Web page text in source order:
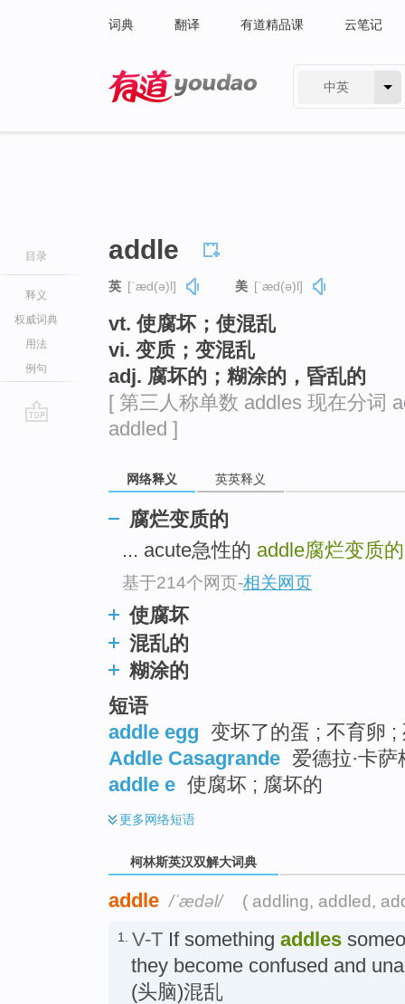
词典 翻译 有道精品课 云笔记
中英
目录
释义
权威词典
用法
例句
addle
英 [ˈæd(ə)l] 美 [ˈæd(ə)l]
vt. 使腐坏；使混乱
vi. 变质；变混乱
adj. 腐坏的；糊涂的，昏乱的
[ 第三人称单数 addles 现在分词
addled ]
网络释义 英英释义
腐烂变质的
... acute急性的 addle腐烂变质的
基于214个网页-相关网页
使腐坏
混乱的
糊涂的
短语
addle egg 变坏了的蛋 ; 不育卵 ;
Addle Casagrande 爱德拉·卡
addle e 使腐坏 ; 腐坏的
更多网络短语
柯林斯英汉双解大词典
addle /ˈædəl/ ( addling, addled,
1. V-T If something addles
they become confused and
(头脑)混乱